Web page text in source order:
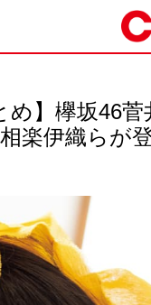
】欅坂46菅
楽伊織らが